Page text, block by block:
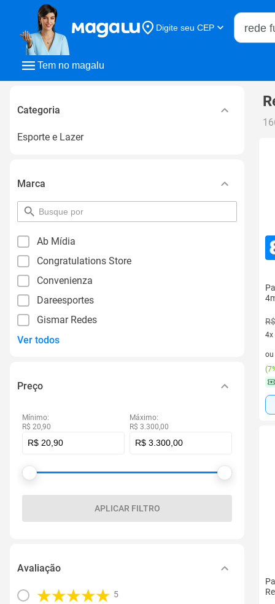
Tem no magalu
Digite seu CEP
Buscar
Categoria
Esporte e Lazer
Marca
pesquisar
por
Ab Mídia
Congratulations Store
Convenienza
Dareesportes
Gismar Redes
Ver todos
Preço
Mínimo:
R$ 20,90
Máximo:
R$ 3.300,00
APLICAR FILTRO
Avaliação
5
4x
4
ou
(